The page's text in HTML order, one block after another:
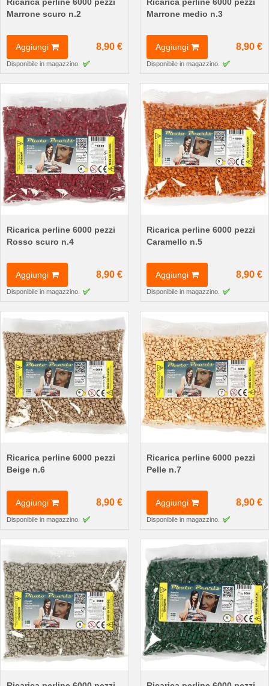
Marrone scuro n.2
Aggiungi 8,90 €
Disponibile in magazzino.
Marrone medio n.3
Aggiungi 8,90 €
Disponibile in magazzino.
Ricarica perline 6000 pezzi
Rosso scuro n.4
Aggiungi 8,90 €
Disponibile in magazzino.
Ricarica perline 6000 pezzi
Caramello n.5
Aggiungi 8,90 €
Disponibile in magazzino.
Ricarica perline 6000 pezzi
Beige n.6
Aggiungi 8,90 €
Disponibile in magazzino.
Ricarica perline 6000 pezzi
Pelle n.7
Aggiungi 8,90 €
Disponibile in magazzino.